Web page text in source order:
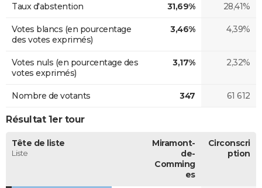
Taux d'abstention 31,69% 28,41%
Votes blancs (en pourcentage
des votes exprimés)
3,46% 4,39%
Votes nuls (en pourcentage des
votes exprimés)
3,17% 2,32%
Nombre de votants 347 61 612
Résultat 1er tour
Tête de liste
Liste
Miramont-
de-
Comming
es
Circonscri
ption